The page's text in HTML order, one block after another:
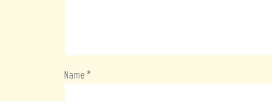
Name*